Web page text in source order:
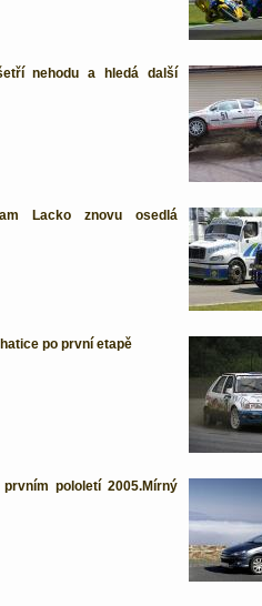
nehodu a hledá další
Lacko znovu osedlá
po první etapě
pololetí 2005.Mírný